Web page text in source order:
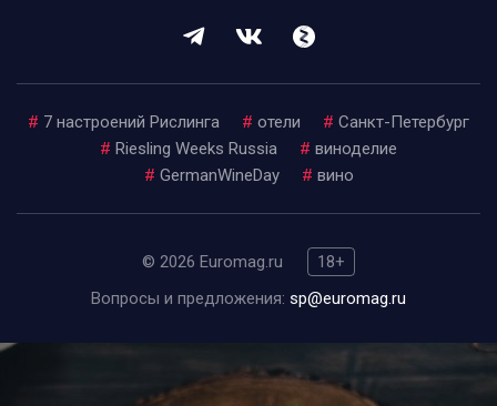
# 7 настроений Рислинга # отели # Санкт-Петербург
# Riesling Weeks Russia # виноделие
# GermanWineDay # вино
© 2026 Euromag.ru
18+
Вопросы и предложения: sp@euromag.ru